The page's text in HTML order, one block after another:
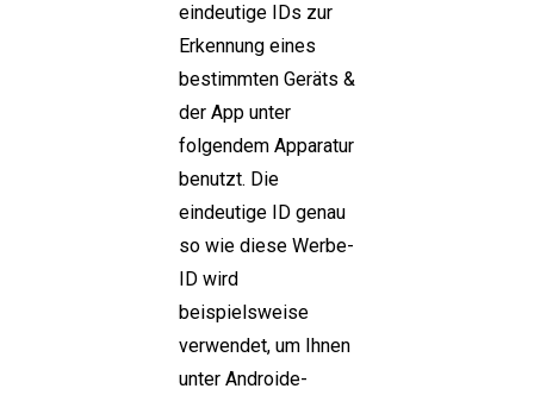
eindeutige IDs zur
Erkennung eines
bestimmten Geräts &
der App unter
folgendem Apparatur
benutzt. Die
eindeutige ID genau
so wie diese Werbe-
ID wird
beispielsweise
verwendet, um Ihnen
unter Androide-